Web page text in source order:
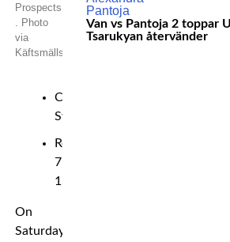
Prospects
. Photo
via
Käftsmällspodden
Country:
Sweden
Record:
7-
1
On
Saturday
Van vs Pantoja 2 toppar
Tsarukyan återvänder